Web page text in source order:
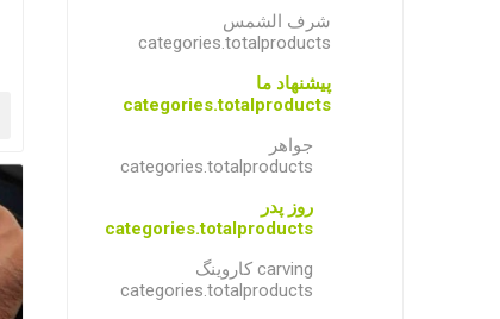
شرف الشمس
categories.totalproducts
پیشنهاد ما
categories.totalproducts
جواهر
categories.totalproducts
روز پدر
categories.totalproducts
carving کاروینگ
categories.totalproducts